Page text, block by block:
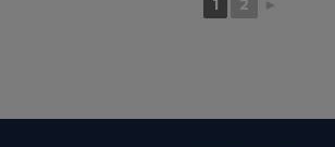
1 2 ►